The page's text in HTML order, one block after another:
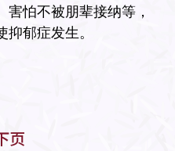
害怕不被朋辈接纳等，
郁症发生。
页